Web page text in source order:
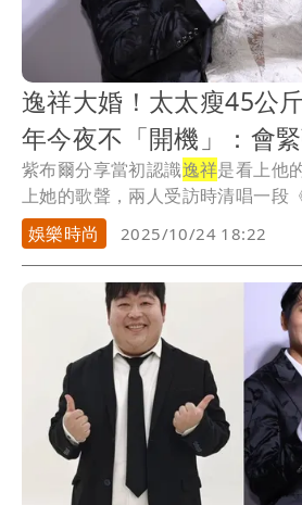
逸祥大婚！太太瘦45公
年今夜不「開機」：會
紫布爾分享當初認識逸祥是看上他
上她的歌聲，兩人受訪時清唱一段
高下...
娛樂時尚 2025/10/24 18:22